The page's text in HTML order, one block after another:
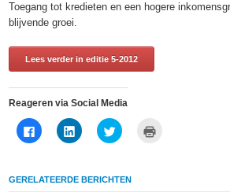
Toegang tot kredieten en een hogere
blijvende groei.
Lees verder in editie 5-2012
Reageren via Social Media
Klik
om
Facebook
(Wordt
Klik
om
delen
(Wordt
Klik
om
Twitter
(Wordt
GERELATEERDE BERICHTEN